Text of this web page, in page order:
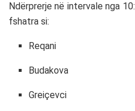
Ndërprerje në intervale nga
fshatra si:
Reqani
Budakova
Greiçevci